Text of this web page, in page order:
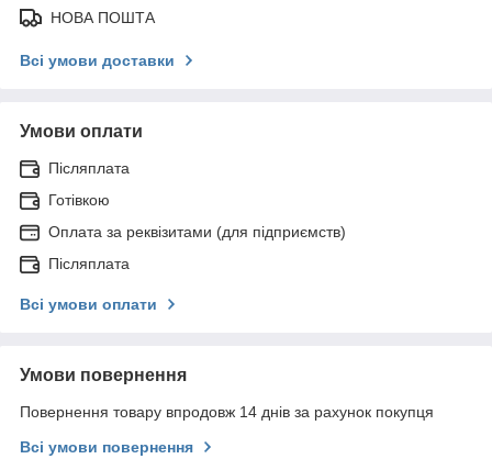
НОВА ПОШТА
Всі умови доставки
Умови оплати
Післяплата
Готівкою
Оплата за реквізитами (для підприємств)
Післяплата
Всі умови оплати
Умови повернення
Повернення товару впродовж 14 днів за рахунок покупця
Всі умови повернення